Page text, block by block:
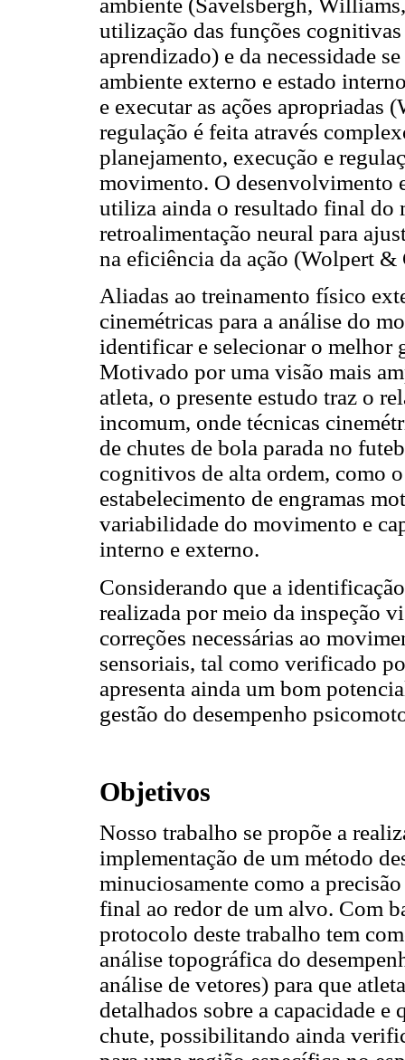
ambiente (Savelsbergh,
utilização das funções
aprendizado) e da necessidade
ambiente externo e estado
e executar as ações
regulação é feita através
planejamento, execução e
movimento. O desenvolvimento
utiliza ainda o resultado final do
retroalimentação neural para
na eficiência da ação (Wolpert
Aliadas ao treinamento físico
cinemétricas para a análise do
identificar e selecionar o melhor
Motivado por uma visão mais
atleta, o presente estudo traz o
incomum, onde técnicas
de chutes de bola parada no
cognitivos de alta ordem, como
estabelecimento de engramas
variabilidade do movimento e
interno e externo.
Considerando que a
realizada por meio da inspeção
correções necessárias ao
sensoriais, tal como verificado
apresenta ainda um bom
gestão do desempenho
Objetivos
Nosso trabalho se propõe a
implementação de um método
minuciosamente como a
final ao redor de um alvo. Com
protocolo deste trabalho tem
análise topográfica do
análise de vetores) para que
detalhados sobre a capacidade
chute, possibilitando ainda